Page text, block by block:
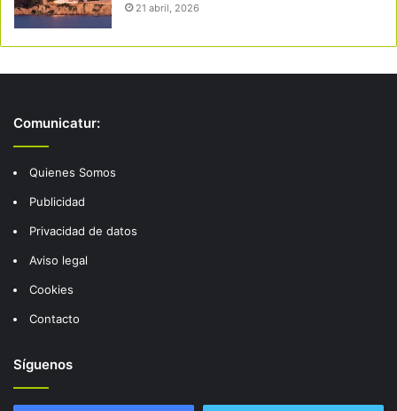
21 abril, 2026
Comunicatur:
Quienes Somos
Publicidad
Privacidad de datos
Aviso legal
Cookies
Contacto
Síguenos